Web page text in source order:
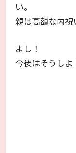
い。
親は高額な内祝
よし！
今後はそうしよ